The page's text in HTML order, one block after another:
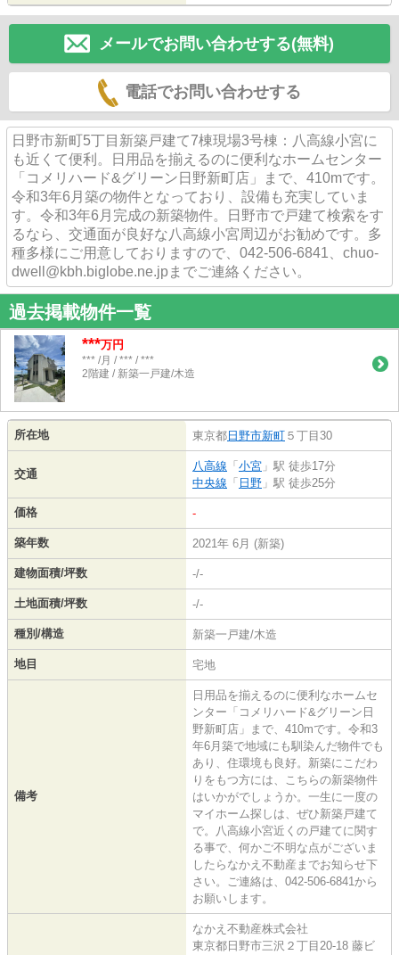
メールでお問い合わせする(無料)
電話でお問い合わせする
日野市新町5丁目新築戸建て7棟現場3号棟：八高線小宮に
も近くて便利。日用品を揃えるのに便利なホームセンター
「コメリハード&グリーン日野新町店」まで、410mです。
令和3年6月築の物件となっており、設備も充実していま
す。令和3年6月完成の新築物件。日野市で戸建て検索をす
るなら、交通面が良好な八高線小宮周辺がお勧めです。多
種多様にご用意しておりますので、042-506-6841、chuo-
dwell@kbh.biglobe.ne.jpまでご連絡ください。
過去掲載物件一覧
***万円
*** /月 / *** / ***
2階建 / 新築一戸建/木造
所在地 東京都 日野市新町 ５丁目30
交通
八高線 「 小宮 」駅 徒歩17分
中央線 「 日野 」駅 徒歩25分
価格 -
築年数 2021年 6月 (新築)
建物面積/坪数 -/-
土地面積/坪数 -/-
種別/構造 新築一戸建/木造
地目 宅地
備考
日用品を揃えるのに便利なホームセ
ンター「コメリハード&グリーン日
野新町店」まで、410mです。令和3
年6月築で地域にも馴染んだ物件でも
あり、住環境も良好。新築にこだわ
りをもつ方には、こちらの新築物件
はいかがでしょうか。一生に一度の
マイホーム探しは、ぜひ新築戸建て
で。八高線小宮近くの戸建てに関す
る事で、何かご不明な点がございま
したらなかえ不動産までお知らせ下
さい。ご連絡は、042-506-6841から
お願いします。
なかえ不動産株式会社
東京都日野市三沢２丁目20-18 藤ビ